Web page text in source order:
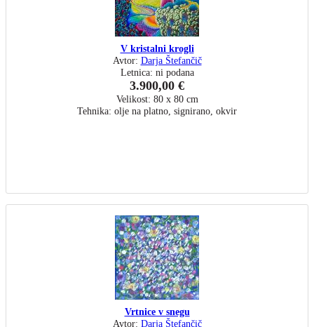
V kristalni krogli
Avtor: Darja Štefančič
Letnica: ni podana
3.900,00 €
Velikost: 80 x 80 cm
Tehnika: olje na platno, signirano, okvir
Vrtnice v snegu
Avtor: Darja Štefančič